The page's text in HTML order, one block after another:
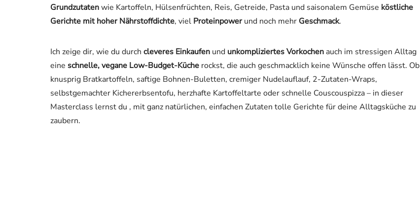
Grundzutatenwie Kartoffeln, Hülsenfrüchten, Reis, Getreide, Pasta und saisonalem Gemüse köstliche
Gerichte mit hoher Nährstoffdichte, viel Proteinpowerund noch mehr Geschmack.
Ich zeige dir, wie du durch cleveres Einkaufen und unkompliziertes Vorkochen auch im stressigen Alltag
eine schnelle, vegane Low-Budget-Küche rockst, die auch geschmacklich keine Wünsche offen lässt. Ob
knusprig Bratkartoffeln, saftige Bohnen-Buletten, cremiger Nudelauflauf, 2-Zutaten-Wraps,
selbstgemachter Kichererbsentofu, herzhafte Kartoffeltarte oder schnelle Couscouspizza – in dieser
Masterclass lernst du , mit ganz natürlichen, einfachen Zutaten tolle Gerichte für deine Alltagsküche zu
zaubern.